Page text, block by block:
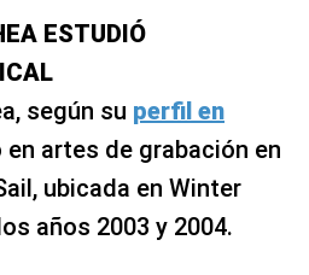
ESTUDIÓ
según su perfil en
en artes de grabación en
ubicada en Winter
años 2003 y 2004.